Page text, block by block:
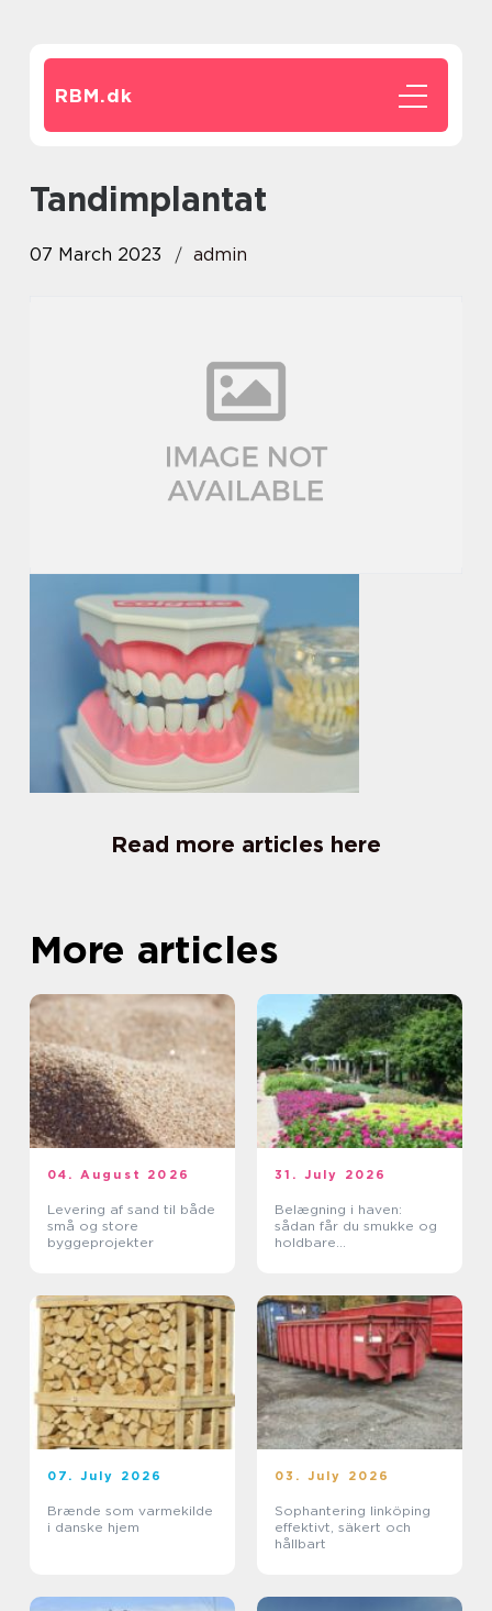
RBM.dk
tandimplantat
07 March 2023 admin
Read more articles here
More articles
04. August 2026
Levering af sand til både
små og store
byggeprojekter
31. July 2026
Belægning i haven:
sådan får du smukke og
holdbare
07. July 2026
Brænde som varmekilde
i danske hjem
03. July 2026
Sophantering linköping
effektivt, säkert och
hållbart